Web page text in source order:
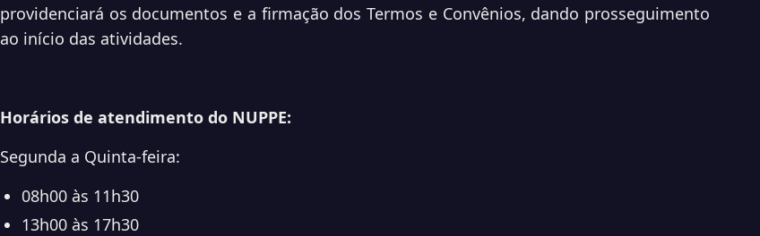
providenciará os documentos e a firmação dos Termos e Convênios, dando prosseguimento
ao início das atividades.
Horários de atendimento do NUPPE:
Segunda a Quinta-feira:
08h00 às 11h30
13h00 às 17h30